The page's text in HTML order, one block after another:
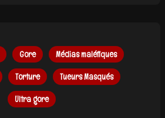
Gore Médias maléfiques
Torture Tueurs Masqués
Ultra gore